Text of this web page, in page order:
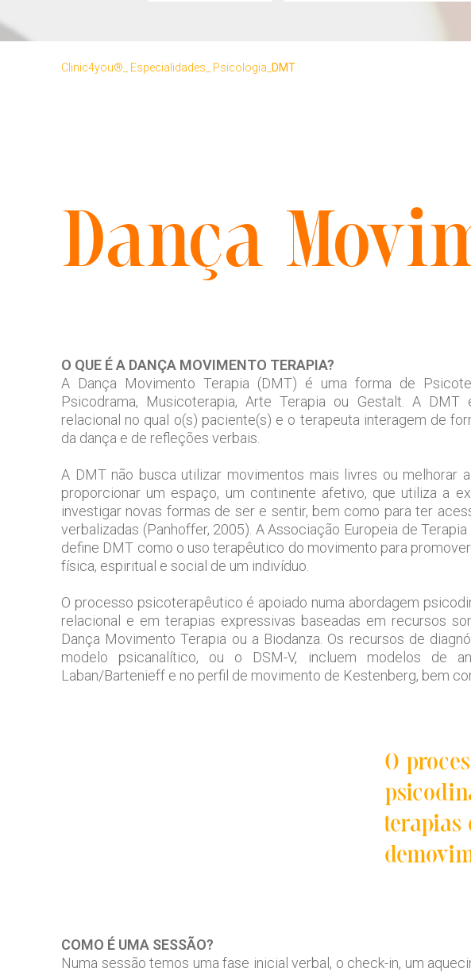
Clinic4you® Especialidades Psicologia DMT
Dança
O QUE É A DANÇA MOVIMENTO TERAPIA?
A Dança Movimento Terapia (DMT) é uma forma de
Psicodrama, Musicoterapia, Arte Terapia ou Gestalt. A
relacional no qual o(s) paciente(s) e o terapeuta interagem de
da dança e de refleções verbais.
A DMT não busca utilizar movimentos mais livres ou melhorar
proporcionar um espaço, um continente afetivo, que utiliza a
investigar novas formas de ser e sentir, bem como para ter
verbalizadas (Panhoffer, 2005). A Associação Europeia de
define DMT como o uso terapêutico do movimento para
física, espiritual e social de um indivíduo.
O processo psicoterapêutico é apoiado numa abordagem
relacional e em terapias expressivas baseadas em recursos
Dança Movimento Terapia ou a Biodanza. Os recursos de
modelo psicanalítico, ou o DSM-V, incluem modelos de
Laban/Bartenieff e no perfil de movimento de Kestenberg, bem
O
terapias
COMO É UMA SESSÃO?
Numa sessão temos uma fase inicial verbal, o check-in, um